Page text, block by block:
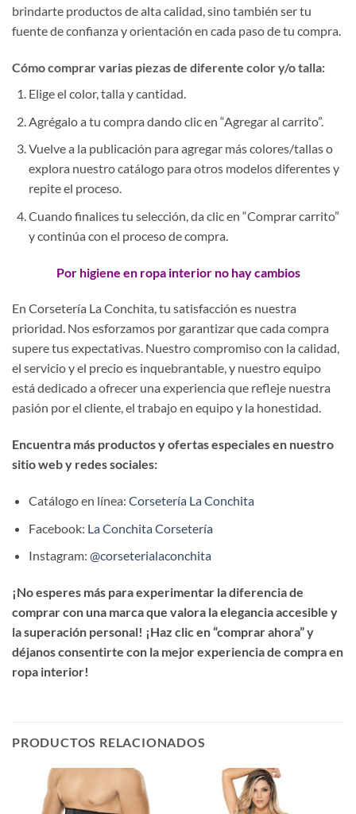
brindarte productos de alta calidad, sino también ser tu
fuente de confianza y orientación en cada paso de tu compra.
Cómo comprar varias piezas de diferente color y/o talla:
Elige el color, talla y cantidad.
Agrégalo a tu compra dando clic en “Agregar al carrito”.
Vuelve a la publicación para agregar más colores/tallas o
explora nuestro catálogo para otros modelos diferentes y
repite el proceso.
Cuando finalices tu selección, da clic en “Comprar carrito”
y continúa con el proceso de compra.
Por higiene en ropa interior no hay cambios
En Corsetería La Conchita, tu satisfacción es nuestra
prioridad. Nos esforzamos por garantizar que cada compra
supere tus expectativas. Nuestro compromiso con la calidad,
el servicio y el precio es inquebrantable, y nuestro equipo
está dedicado a ofrecer una experiencia que refleje nuestra
pasión por el cliente, el trabajo en equipo y la honestidad.
Encuentra más productos y ofertas especiales en nuestro
sitio web y redes sociales:
Catálogo en línea: Corsetería La Conchita
Facebook: La Conchita Corsetería
Instagram: @corseterialaconchita
¡No esperes más para experimentar la diferencia de
comprar con una marca que valora la elegancia accesible y
la superación personal! ¡Haz clic en “comprar ahora” y
déjanos consentirte con la mejor experiencia de compra en
ropa interior!
PRODUCTOS RELACIONADOS